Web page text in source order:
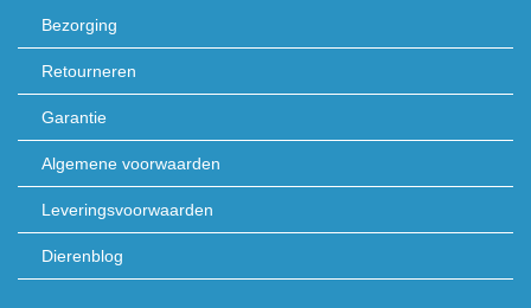
Bezorging
Retourneren
Garantie
Algemene voorwaarden
Leveringsvoorwaarden
Dierenblog